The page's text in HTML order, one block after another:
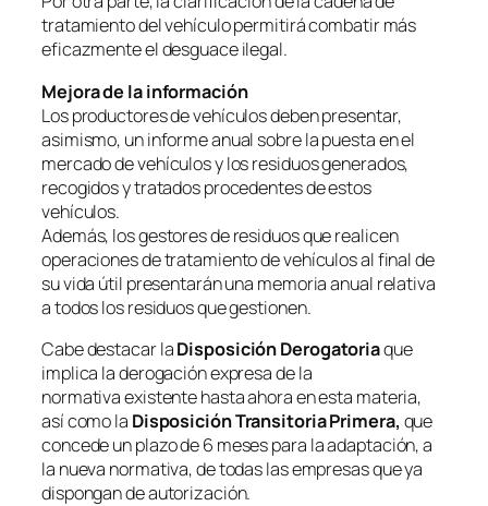
tratamiento del vehículo permitirá combatir más
eficazmente el desguace ilegal.
Mejora de la información
Los productores de vehículos deben presentar,
asimismo, un informe anual sobre la puesta en el
mercado de vehículos y los residuos generados,
recogidos y tratados procedentes de estos
vehículos.
Además, los gestores de residuos que realicen
operaciones de tratamiento de vehículos al final de
su vida útil presentarán una memoria anual relativa
a todos los residuos que gestionen.
Cabe destacar laDisposición Derogatoriaque
implica la derogación expresa de la
normativa existente hasta ahora en esta materia,
así como la Disposición Transitoria Primera, que
concede un plazo de 6 meses para la adaptación, a
la nueva normativa, de todas las empresas que ya
dispongan de autorización.